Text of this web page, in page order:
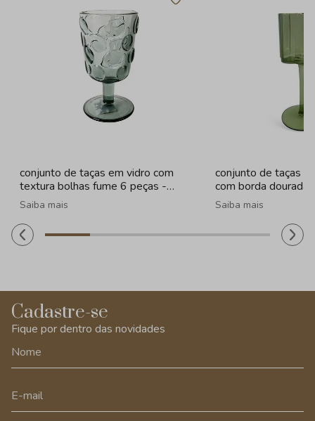
conjunto de taças em vidro com
textura bolhas fume 6 peças -
260ml
Saiba mais
conjunto de taças
com borda
Saiba mais
Cadastre-se
Fique por dentro das novidades